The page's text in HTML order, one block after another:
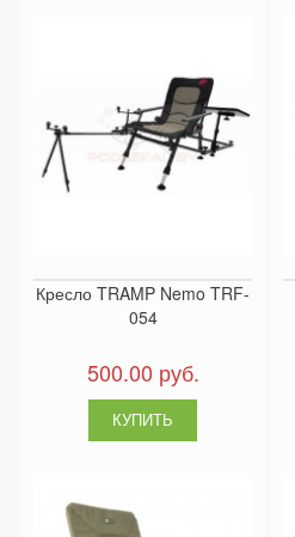
Кресло TRAMP Nemo TRF-
054
500.00 руб.